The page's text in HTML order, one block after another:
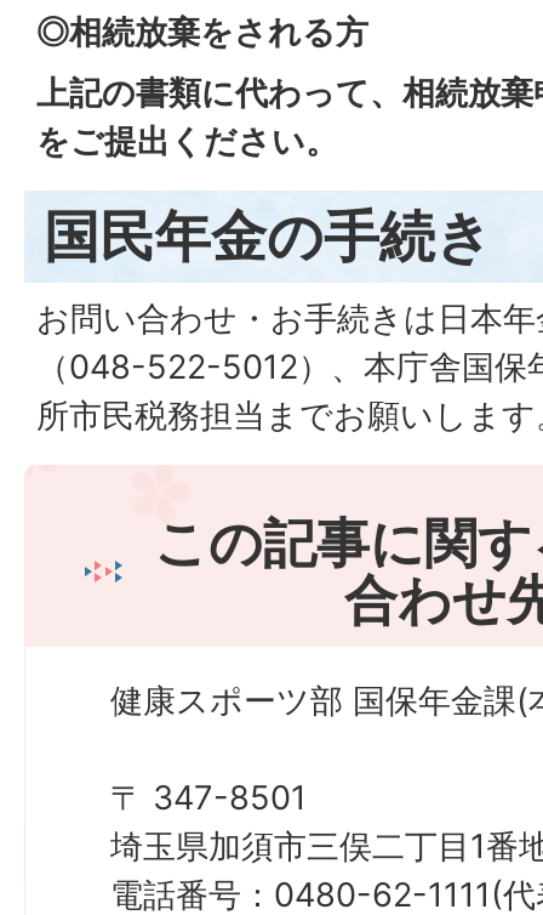
◎相続放棄をされる方
上記の書類に代わって、相続放
をご提出ください。
国民年金の手続き
お問い合わせ・お手続きは日本
（048-522-5012）、本庁舎国保
所市民税務担当までお願いします
この記事に関
合わせ
健康スポーツ部 国保年金課(
〒 347-8501
埼玉県加須市三俣二丁目1番
電話番号：0480-62-1111(